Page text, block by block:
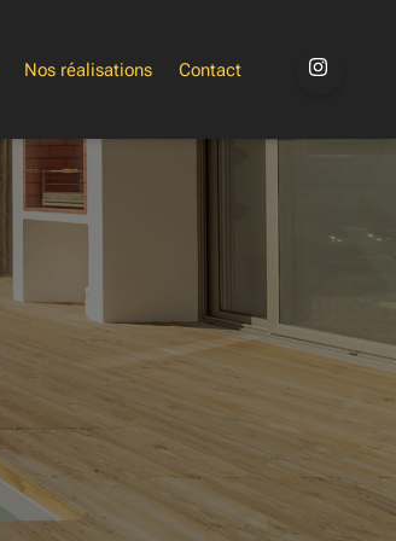
Nos réalisations Contact